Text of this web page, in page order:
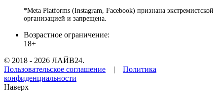
*Meta Platforms (Instagram, Facebook) признана экстремистской
организацией и запрещена.
Возрастное ограничение:
18+
© 2018 - 2026 ЛАЙВ24.
Пользовательское соглашение | Политика
конфиденциальности
Наверх